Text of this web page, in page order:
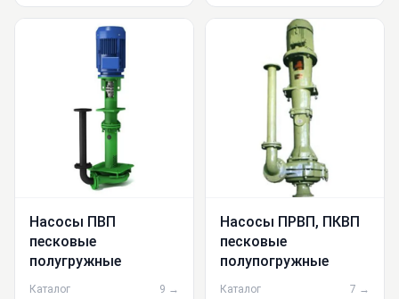
Насосы ПВП
песковые
полугружные
Каталог 9 →
Насосы ПРВП, ПКВП
песковые
полупогружные
Каталог 7 →